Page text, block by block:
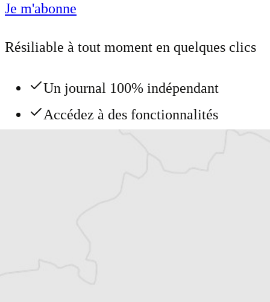
Je m'abonne
Résiliable à tout moment en quelques clics
Un journal 100% indépendant
Accédez à des fonctionnalités